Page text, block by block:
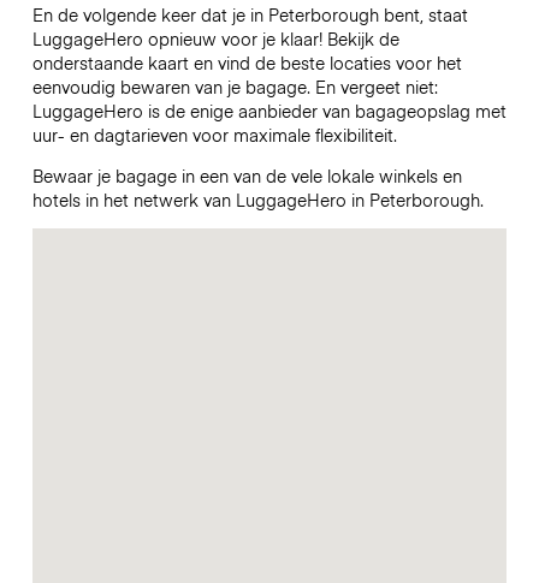
En de volgende keer dat je in Peterborough bent, staat
LuggageHero opnieuw voor je klaar! Bekijk de
onderstaande kaart en vind de beste locaties voor het
eenvoudig bewaren van je bagage. En vergeet niet:
LuggageHero is de enige aanbieder van bagageopslag met
uur- en dagtarieven voor maximale flexibiliteit.
Bewaar je bagage in een van de vele lokale winkels en
hotels in het netwerk van LuggageHero in Peterborough.